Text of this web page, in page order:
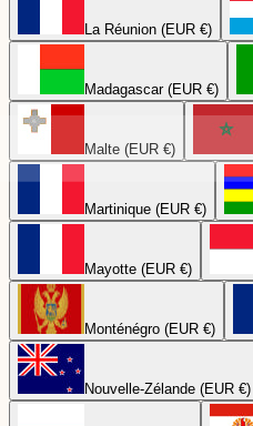
La Réunion (EUR €)
Madagascar (EUR €)
Malte (EUR €)
Martinique (EUR €)
Mayotte (EUR €)
Monténégro (EUR €)
Nouvelle-Zélande (EUR €)